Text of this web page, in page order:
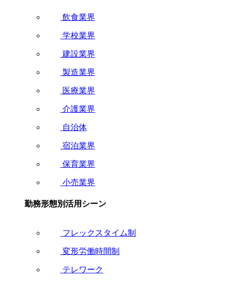
飲食業界
学校業界
建設業界
製造業界
医療業界
介護業界
自治体
宿泊業界
保育業界
小売業界
勤務形態別活用シーン
フレックスタイム制
変形労働時間制
テレワーク